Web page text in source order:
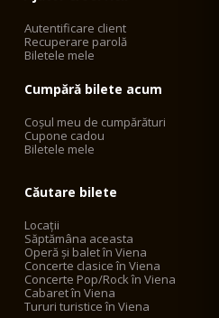
Autentificare client
Recuperare parolă
Biletele mele
Cumpără bilete acum
Coșul meu de cumpărături
Cupone cadou
Biletele mele
Căutare bilete
Locații
Săptămâna aceasta
Operă și balet în Viena
Concerte clasice în Viena
Concerte Pop/Rock în Viena
Cabaret în Viena
Tururi turistice în Viena